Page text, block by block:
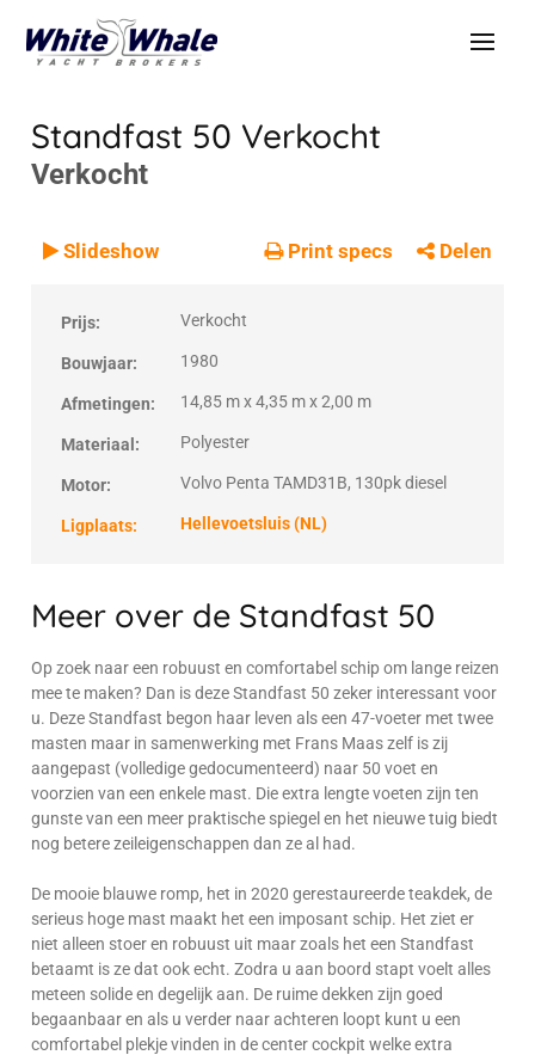
Standfast 50 Verkocht
Verkocht
VERKOCHT
Verkocht
Slideshow Print specs Delen
Prijs: Verkocht
Bouwjaar: 1980
Afmetingen: 14,85 m x 4,35 m x 2,00 m
Materiaal: Polyester
Motor: Volvo Penta TAMD31B, 130pk diesel
Ligplaats: Hellevoetsluis (NL)
Meer over de Standfast 50
Op zoek naar een robuust en comfortabel schip om lange reizen
mee te maken? Dan is deze Standfast 50 zeker interessant voor
u. Deze Standfast begon haar leven als een 47-voeter met twee
masten maar in samenwerking met Frans Maas zelf is zij
aangepast (volledige gedocumenteerd) naar 50 voet en
voorzien van een enkele mast. Die extra lengte voeten zijn ten
gunste van een meer praktische spiegel en het nieuwe tuig biedt
nog betere zeileigenschappen dan ze al had.
De mooie blauwe romp, het in 2020 gerestaureerde teakdek, de
serieus hoge mast maakt het een imposant schip. Het ziet er
niet alleen stoer en robuust uit maar zoals het een Standfast
betaamt is ze dat ook echt. Zodra u aan boord stapt voelt alles
meteen solide en degelijk aan. De ruime dekken zijn goed
begaanbaar en als u verder naar achteren loopt kunt u een
comfortabel plekje vinden in de center cockpit welke extra